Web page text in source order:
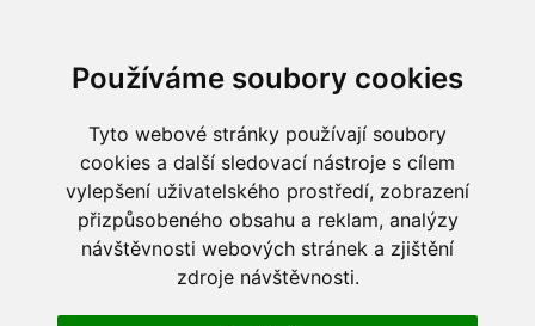
Používáme soubory cookies
Tyto webové stránky používají soubory
cookies a další sledovací nástroje s cílem
vylepšení uživatelského prostředí, zobrazení
přizpůsobeného obsahu a reklam, analýzy
návštěvnosti webových stránek a zjištění
zdroje návštěvnosti.